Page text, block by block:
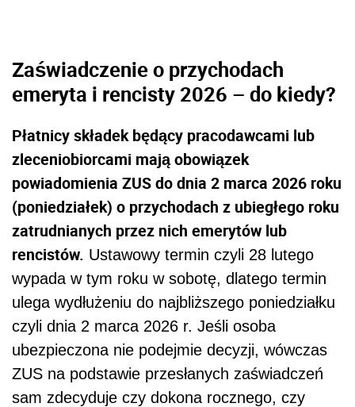
Zaświadczenie o przychodach
emeryta i rencisty 2026 – do kiedy?
Płatnicy składek będący pracodawcami lub
zleceniobiorcami mają obowiązek
powiadomienia ZUS do dnia 2 marca 2026 roku
(poniedziałek) o przychodach z ubiegłego roku
zatrudnianych przez nich emerytów lub
rencistów. Ustawowy termin czyli 28 lutego
wypada w tym roku w sobotę, dlatego termin
ulega wydłużeniu do najbliższego poniedziałku
czyli dnia 2 marca 2026 r. Jeśli osoba
ubezpieczona nie podejmie decyzji, wówczas
ZUS na podstawie przesłanych zaświadczeń
sam zdecyduje czy dokona rocznego, czy